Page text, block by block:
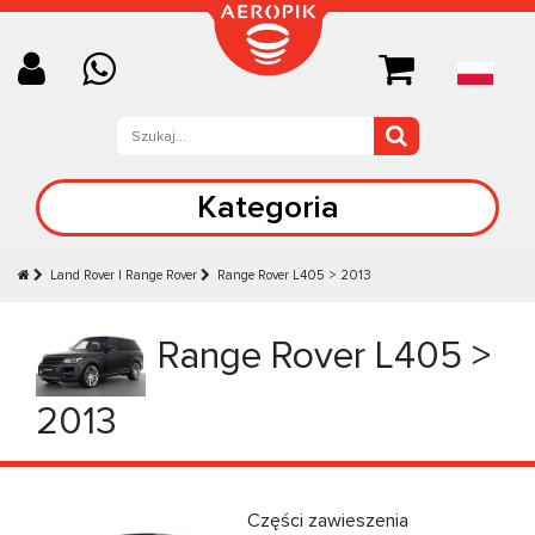
Kategoria
Land Rover | Range Rover Range Rover L405 > 2013
Range Rover L405 >
2013
Części zawieszenia